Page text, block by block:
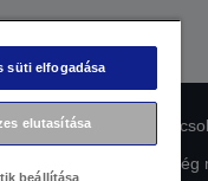
Compliance
az akadálymentesség
süti elfogadása
elutasítása
beállítása